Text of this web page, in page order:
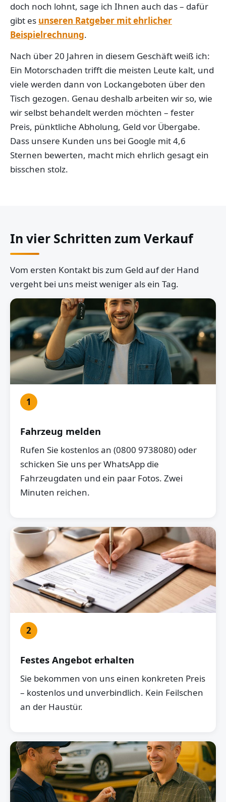
doch noch lohnt, sage ich Ihnen auch das – dafür
gibt es unseren Ratgeber mit ehrlicher
Beispielrechnung.
Nach über 20 Jahren in diesem Geschäft weiß ich:
Ein Motorschaden trifft die meisten Leute kalt, und
viele werden dann von Lockangeboten über den
Tisch gezogen. Genau deshalb arbeiten wir so, wie
wir selbst behandelt werden möchten – fester
Preis, pünktliche Abholung, Geld vor Übergabe.
Dass unsere Kunden uns bei Google mit 4,6
Sternen bewerten, macht mich ehrlich gesagt ein
bisschen stolz.
In vier Schritten zum Verkauf
Vom ersten Kontakt bis zum Geld auf der Hand
vergeht bei uns meist weniger als ein Tag.
1
Fahrzeug melden
Rufen Sie kostenlos an (0800 9738080) oder
schicken Sie uns per WhatsApp die
Fahrzeugdaten und ein paar Fotos. Zwei
Minuten reichen.
2
Festes Angebot erhalten
Sie bekommen von uns einen konkreten Preis
– kostenlos und unverbindlich. Kein Feilschen
an der Haustür.